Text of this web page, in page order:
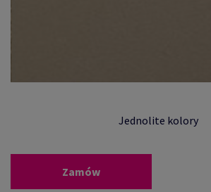
Jednolite kolory
Zamów